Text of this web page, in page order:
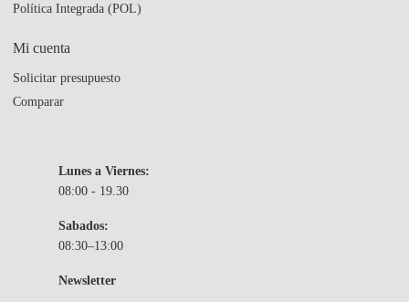
Política Integrada (POL)
Mi cuenta
Solicitar presupuesto
Comparar
Lunes a Viernes:
08:00 - 19.30
Sabados:
08:30–13:00
Newsletter